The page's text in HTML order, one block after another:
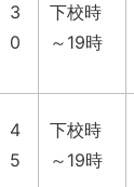
3
0
下校時
～19時
4
5
下校時
～19時